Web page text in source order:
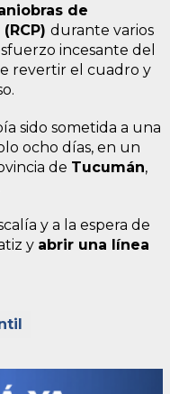
de
durante varios
incesante del
revertir el cuadro y
sido sometida a una
ocho días, en un
de Tucumán,
y a la espera de
y abrir una línea